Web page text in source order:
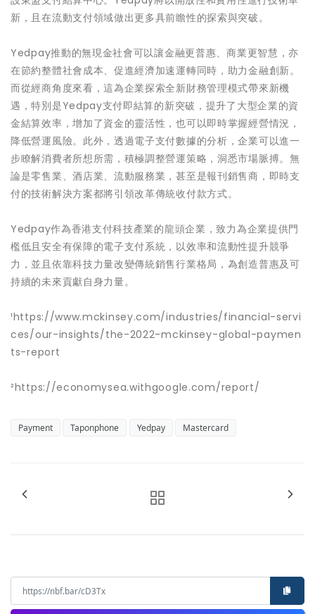
新，且在流動支付領域做出更多具前瞻性的探索與突破。
Yedpay推動的無現金社會可以讓金融更普惠、商業更智慧，亦
在節約整體社會成本、促進經濟加速運轉同時，助力金融創新。
而從經商角度來看，這為企業探索全新財務管理模式帶來新機
遇，特別是Yedpay支付即結算的新突破，提升了大型企業的資
金結算效率，增加了資金的靈活性，也可以即時掌握經營情況，
降低營運風險。此外，透過電子支付數據的分析，企業可以進一
步瞭解消費者所想所需，積極調整營運策略，洞悉市場脈搏。無
論是零售業、酒店業、流動服務業，甚至是報刊銷售商，即時支
付的技術解決方案都將引領改革傳統收付款方式。
Yedpay作為香港支付科技產業的龍頭企業，致力為企業提供門
檻低且安全有保障的電子支付系統，以效率和流動性提升競爭
力，並且依靠科技力量改變傳統銷售行業格局，為創造普惠及可
持續的未來貢獻自身力量。
¹https://www.mckinsey.com/industries/financial-servi
ces/our-insights/the-2022-mckinsey-global-paymen
ts-report
²https://economysea.withgoogle.com/report/
Payment Taponphone Yedpay Mastercard